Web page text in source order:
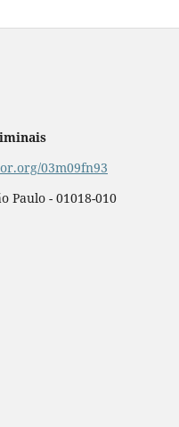
03m09fn93
Paulo - 01018-010